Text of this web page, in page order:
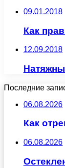
09.01.2018
Как
12.09.2018
Последние
06.08.2026
Как
06.08.2026